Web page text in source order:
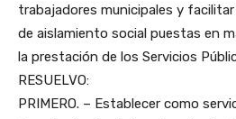
trabajadores municipales y
de aislamiento social puestas en
la prestación de los Servicios
RESUELVO:
PRIMERO. – Establecer como